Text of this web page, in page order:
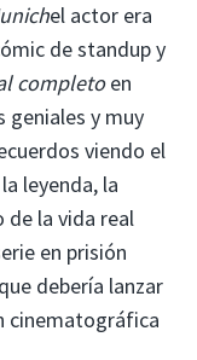
el actor era
de standup y
completoen
geniales y muy
viendo el
leyenda, la
de la vida real
en prisión
debería lanzar
cinematográfica